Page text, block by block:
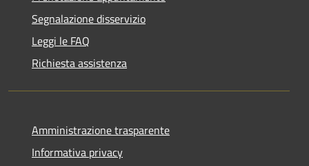
Segnalazione disservizio
Leggi le FAQ
Richiesta assistenza
Amministrazione trasparente
Informativa privacy